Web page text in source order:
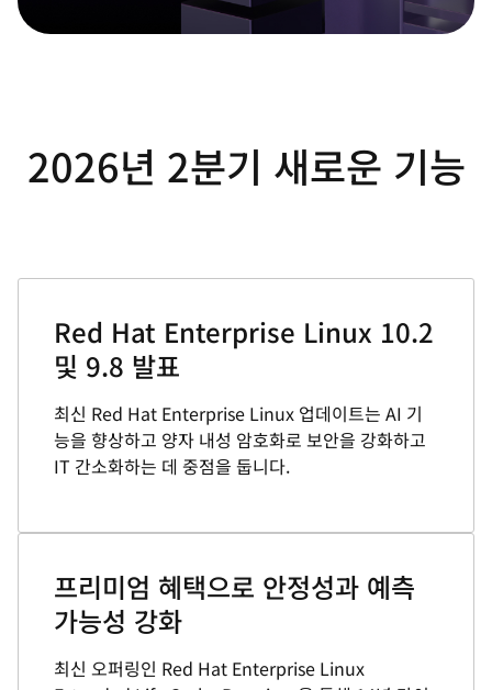
2026년 2분기 새로운 기능
Red Hat Enterprise Linux 10.2
및 9.8 발표
최신 Red Hat Enterprise Linux 업데이트는 AI 기
능을 향상하고 양자 내성 암호화로 보안을 강화하고
IT 간소화하는 데 중점을 둡니다.
프리미엄 혜택으로 안정성과 예측
가능성 강화
최신 오퍼링인 Red Hat Enterprise Linux